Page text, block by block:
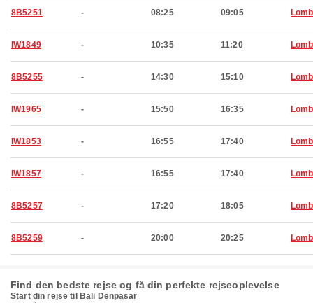
8B5251 - 08:25 09:05
IW1849 - 10:35 11:20
8B5255 - 14:30 15:10
IW1965 - 15:50 16:35
IW1853 - 16:55 17:40
IW1857 - 16:55 17:40
8B5257 - 17:20 18:05
8B5259 - 20:00 20:25
Find den bedste rejse og få din perfekte rejseoplevelse
Start din rejse til Bali Denpasar